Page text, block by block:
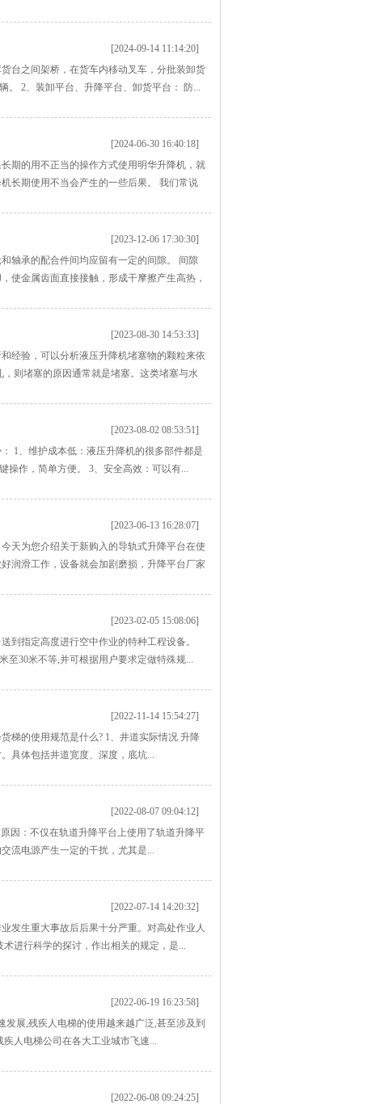
[2024-09-14 11:14:20]
台之间架桥，在货车内移动叉车，分批装卸货
。 2、装卸平台、升降平台、卸货平台： 防...
[2024-06-30 16:40:18]
期的用不正当的操作方式使用明华升降机，就
长期使用不当会产生的一些后果。 我们常说
[2023-12-06 17:30:30]
轴承的配合件间均应留有一定的间隙。 间隙
使金属齿面直接接触，形成干摩擦产生高热，
[2023-08-30 14:53:33]
经验，可以分析液压升降机堵塞物的颗粒来依
则堵塞的原因通常就是堵塞。这类堵塞与水
[2023-08-02 08:53:51]
1、维护成本低：液压升降机的很多部件都是
操作，简单方便。 3、安全高效：可以有...
[2023-06-13 16:28:07]
天为您介绍关于新购入的导轨式升降平台在使
润滑工作，设备就会加剧磨损，升降平台厂家
[2023-02-05 15:08:06]
到指定高度进行空中作业的特种工程设备。
至30米不等,并可根据用户要求定做特殊规...
[2022-11-14 15:54:27]
梯的使用规范是什么? 1、井道实际情况 升降
具体包括井道宽度、深度，底坑...
[2022-08-07 09:04:12]
因：不仅在轨道升降平台上使用了轨道升降平
流电源产生一定的干扰，尤其是...
[2022-07-14 14:20:32]
发生重大事故后后果十分严重。对高处作业人
进行科学的探讨，作出相关的规定，是...
[2022-06-19 16:23:58]
展,残疾人电梯的使用越来越广泛,甚至涉及到
人电梯公司在各大工业城市飞速...
[2022-06-08 09:24:25]